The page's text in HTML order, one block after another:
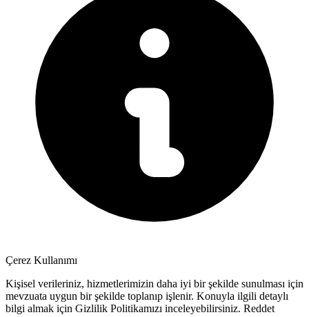
Çerez Kullanımı
Kişisel verileriniz, hizmetlerimizin daha iyi bir şekilde sunulması için
mevzuata uygun bir şekilde toplanıp işlenir. Konuyla ilgili detaylı
bilgi almak için Gizlilik Politikamızı inceleyebilirsiniz. Reddet